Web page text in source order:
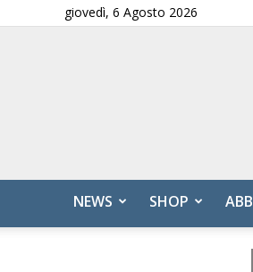
giovedì, 6 Agosto 2026
NEWS SHOP